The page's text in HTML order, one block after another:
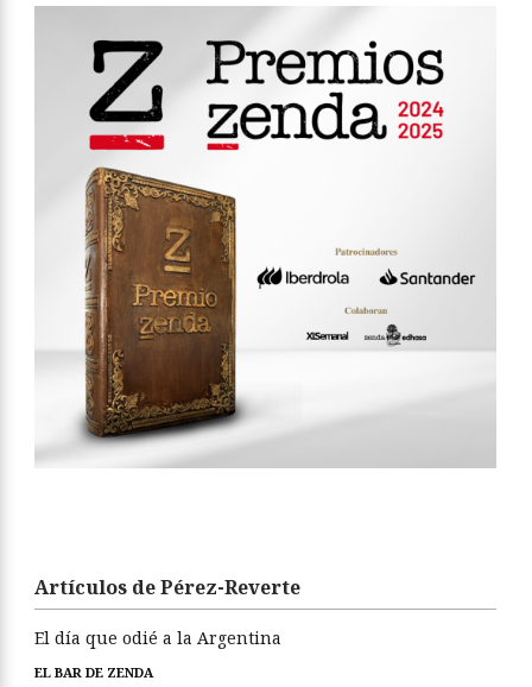
Artículos de Pérez-Reverte
El día que odié a la Argentina
EL BAR DE ZENDA